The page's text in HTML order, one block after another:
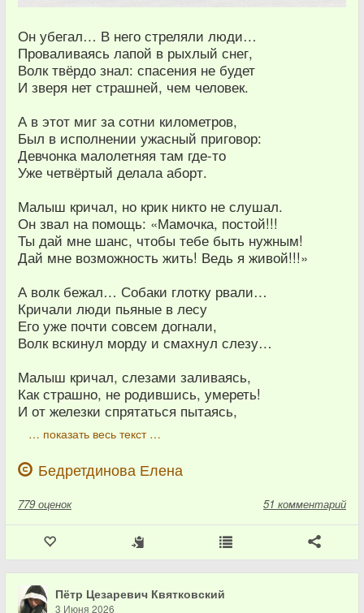
Он убегал… В него стреляли люди…
Проваливаясь лапой в рыхлый снег,
Волк твёрдо знал: спасения не будет
И зверя нет страшней, чем человек.
А в этот миг за сотни километров,
Был в исполнении ужасный приговор:
Девчонка малолетняя там где-то
Уже четвёртый делала аборт.
Малыш кричал, но крик никто не слушал.
Он звал на помощь: «Мамочка, постой!!!
Ты дай мне шанс, чтобы тебе быть нужным!
Дай мне возможность жить! Ведь я живой!!!»
А волк бежал… Собаки глотку рвали…
Кричали люди пьяные в лесу
Его уже почти совсем догнали,
Волк вскинул морду и смахнул слезу…
Малыш кричал, слезами заливаясь,
Как страшно, не родившись, умереть!
И от железки спрятаться пытаясь,
… показать весь текст …
Бедретдинова Елена
779 оценок 51 комментарий
Пётр Цезаревич Квятковский
3 Июня 2026